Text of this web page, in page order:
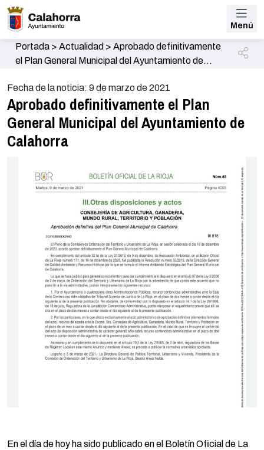
Menú
Portada> Actualidad > Aprobado definitivamente
el Plan General Municipal del Ayuntamiento de
Fecha de la noticia: 9 de marzo de 2021
Aprobado definitivamente el Plan
General Municipal del Ayuntamiento de
Calahorra
En el día de hoy ha sido publicado en el Boletín Oficial de La